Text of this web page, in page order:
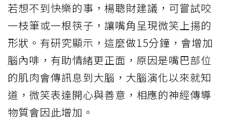
若想不到快樂的事，楊聰財建議，可嘗試咬
一枝筆或一根筷子，讓嘴角呈現微笑上揚的
形狀。有研究顯示，這麼做15分鐘，會增加
腦內啡，有助情緒更正面，原因是嘴巴部位
的肌肉會傳訊息到大腦，大腦演化以來就知
道，微笑表達開心與善意，相應的神經傳導
物質會因此增加。